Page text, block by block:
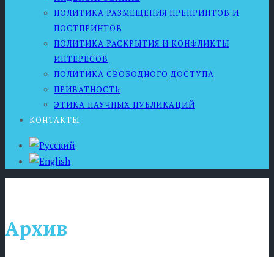
ПОЛИТИКА РАЗМЕЩЕНИЯ ПРЕПРИНТОВ И
ПОСТПРИНТОВ
ПОЛИТИКА РАСКРЫТИЯ И КОНФЛИКТЫ
ИНТЕРЕСОВ
ПОЛИТИКА СВОБОДНОГО ДОСТУПА
ПРИВАТНОСТЬ
ЭТИКА НАУЧНЫХ ПУБЛИКАЦИЙ
КОНТАКТЫ
Архив